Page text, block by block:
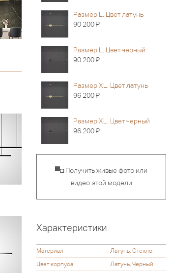
Размер L. Цвет латунь
90 200Я
Размер L. Цвет черный
90 200Я
Размер XL. Цвет латунь
96 200Я
Размер XL. Цвет черный
96 200Я
▀◘ Получить живые фото или
видео этой модели
Характеристики
Материал
Латунь, Стекло
Цвет корпуса
Латунь, Черный